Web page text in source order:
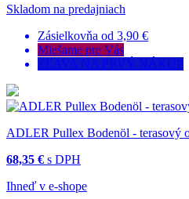
Skladom na predajniach
Zásielkovňa od 3,90 €
Miešame pre Vás
ZĽAVA NA PRVÝ NÁKUP
ADLER Pullex Bodenöl - terasový
68,35 € s DPH
Ihneď v e-shope